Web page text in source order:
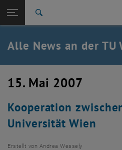
TU Login
Quicklinks
Quicklinks-Menü umschalten
Studium
Karriere
Zurück: Subseiten von TU Wien
Zurück zur letzten Ebene:
TU Wien Startseite
Übersicht
Alle News an der TU
15. Mai 2007
Kooperation
Universität Wien
Erstellt von Andrea Wessely